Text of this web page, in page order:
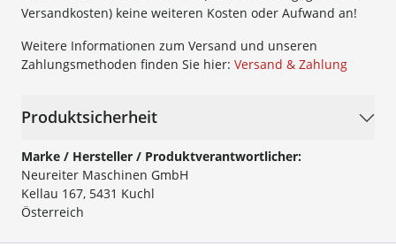
Versandkosten) keine weiteren Kosten oder Aufwand an!
Weitere Informationen zum Versand und unseren
Zahlungsmethoden finden Sie hier: Versand & Zahlung
Produktsicherheit
Marke / Hersteller / Produktverantwortlicher:
Neureiter Maschinen GmbH
Kellau 167, 5431 Kuchl
Österreich